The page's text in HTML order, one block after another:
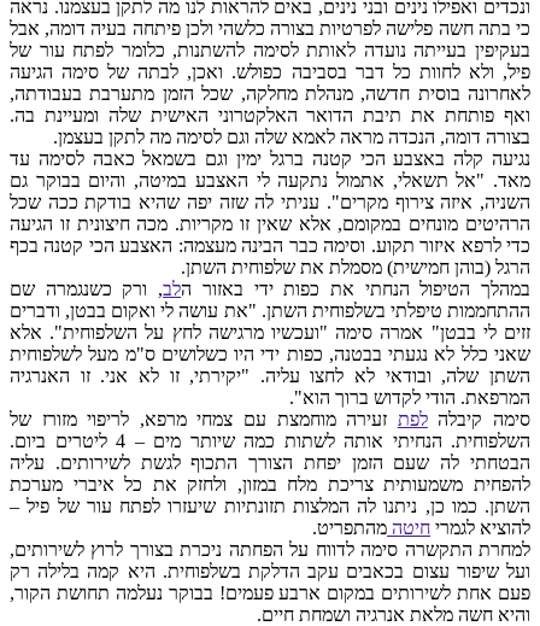
ונכדים ואפילו נינים ובני נינים, באים להראות לנו מה לתקן בעצמנו. נראה
כי בתה חשה פלישה לפרטיות בצורה כלשהי ולכן פיתחה בעיה דומה, אבל
בעקיפין בעייתה נועדה לאותת לסימה להשתנות, כלומר לפתח עור של
פיל, ולא לחוות כל דבר בסביבה כפולש. ואכן, לבתה של סימה הגיעה
לאחרונה בוסית חדשה, מנהלת מחלקה, שכל הזמן מתערבת בעבודתה,
ואף פותחת את תיבת הדואר האלקטרוני האישית שלה ומעיינת בה.
בצורה דומה, הנכדה מראה לאמא שלה וגם לסימה מה לתקן בעצמן.
נגיעה קלה באצבע הכי קטנה ברגל ימין וגם בשמאל כאבה לסימה עד
מאד. "אל תשאלי, אתמול נתקעה לי האצבע במיטה, והיום בבוקר גם
השניה, איזה צירוף מקרים". עניתי לה שזה יפה שהיא בודקת ככה שכל
הרהיטים מונחים במקומם, אלא שאין זו מקריות. מכה חיצונית זו הגיעה
כדי לרפא איזור תקוע. וסימה כבר הבינה מעצמה: האצבע הכי קטנה בכף
הרגל (בוהן חמישית) מסמלת את שלפוחית השתן.
במהלך הטיפול הנחתי את כפות ידי באזור הלב, ורק כשנגמרה שם
ההתחממות טיפלתי בשלפוחית השתן. "את עושה לי ואקום בבטן, ודברים
זזים לי בבטן" אמרה סימה "ועכשיו מרגישה לחץ על השלפוחית". אלא
שאני כלל לא נגעתי בבטנה, כפות ידי היו כשלושים ס"מ מעל לשלפוחית
השתן שלה, ובודאי לא לחצו עליה. "יקירתי, זו לא אני. זו האנרגיה
המרפאת. הודי לקדוש ברוך הוא".
סימה קיבלהלפת זעירה מוחמצת עם צמחי מרפא, לריפוי מזורז של
השלפוחית. הנחיתי אותה לשתות כמה שיותר מים – 4 ליטרים ביום.
הבטחתי לה שעם הזמן יפחת הצורך התכוף לגשת לשירותים. עליה
להפחית משמעותית צריכת מלח במזון, ולחזק את כל איברי מערכת
השתן. כמו כן, ניתנו לה המלצות תזונתיות שיעזרו לפתח עור של פיל –
להוציא לגמרי חיטה מהתפריט.
למחרת התקשרה סימה לדווח על הפחתה ניכרת בצורך לרוץ לשירותים,
ועל שיפור עצום בכאבים עקב הדלקת בשלפוחית. היא קמה בלילה רק
פעם אחת לשירותים במקום ארבע פעמים! בבוקר נעלמה תחושת הקור,
והיא חשה מלאת אנרגיה ושמחת חיים.